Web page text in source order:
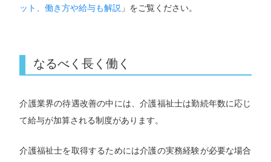
ット、働き方や給与も解説 」をご覧ください。
なるべく長く働く
介護業界の待遇改善の中には、介護福祉士は勤続年数に応じ
て給与が加算される制度があります。
介護福祉士を取得するためには介護の実務経験が必要な場合